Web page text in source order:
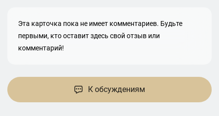
Эта карточка пока не имеет комментариев. Будьте
первыми, кто оставит здесь свой отзыв или
комментарий!
К обсуждениям